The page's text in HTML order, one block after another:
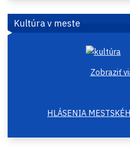
Kultúra v meste
Zobraziť
HLÁSENIA